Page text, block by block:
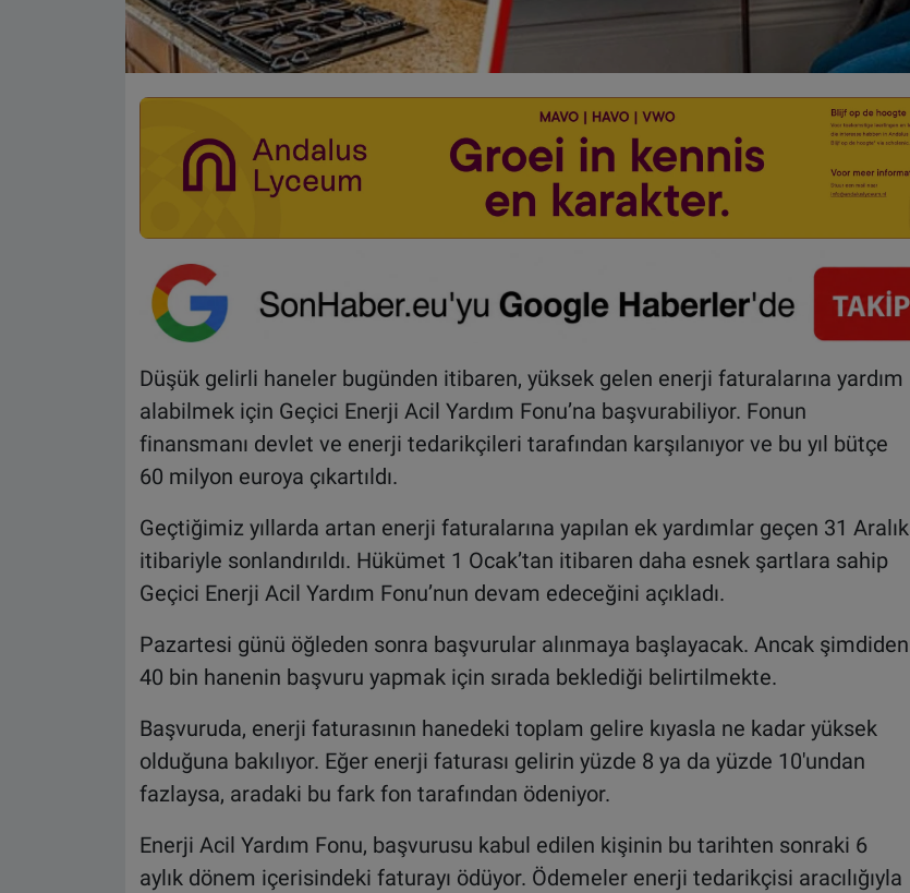
Düşük gelirli haneler bugünden itibaren, yüksek gelen enerji faturalarına yardım
alabilmek için Geçici Enerji Acil Yardım Fonu’na başvurabiliyor. Fonun
finansmanı devlet ve enerji tedarikçileri tarafından karşılanıyor ve bu yıl bütçe
60 milyon euroya çıkartıldı.
Geçtiğimiz yıllarda artan enerji faturalarına yapılan ek yardımlar geçen 31 Aralık
itibariyle sonlandırıldı. Hükümet 1 Ocak’tan itibaren daha esnek şartlara sahip
Geçici Enerji Acil Yardım Fonu’nun devam edeceğini açıkladı.
Pazartesi günü öğleden sonra başvurular alınmaya başlayacak. Ancak şimdiden
40 bin hanenin başvuru yapmak için sırada beklediği belirtilmekte.
Başvuruda, enerji faturasının hanedeki toplam gelire kıyasla ne kadar yüksek
olduğuna bakılıyor. Eğer enerji faturası gelirin yüzde 8 ya da yüzde 10'undan
fazlaysa, aradaki bu fark fon tarafından ödeniyor.
Enerji Acil Yardım Fonu, başvurusu kabul edilen kişinin bu tarihten sonraki 6
aylık dönem içerisindeki faturayı ödüyor. Ödemeler enerji tedarikçisi aracılığıyla